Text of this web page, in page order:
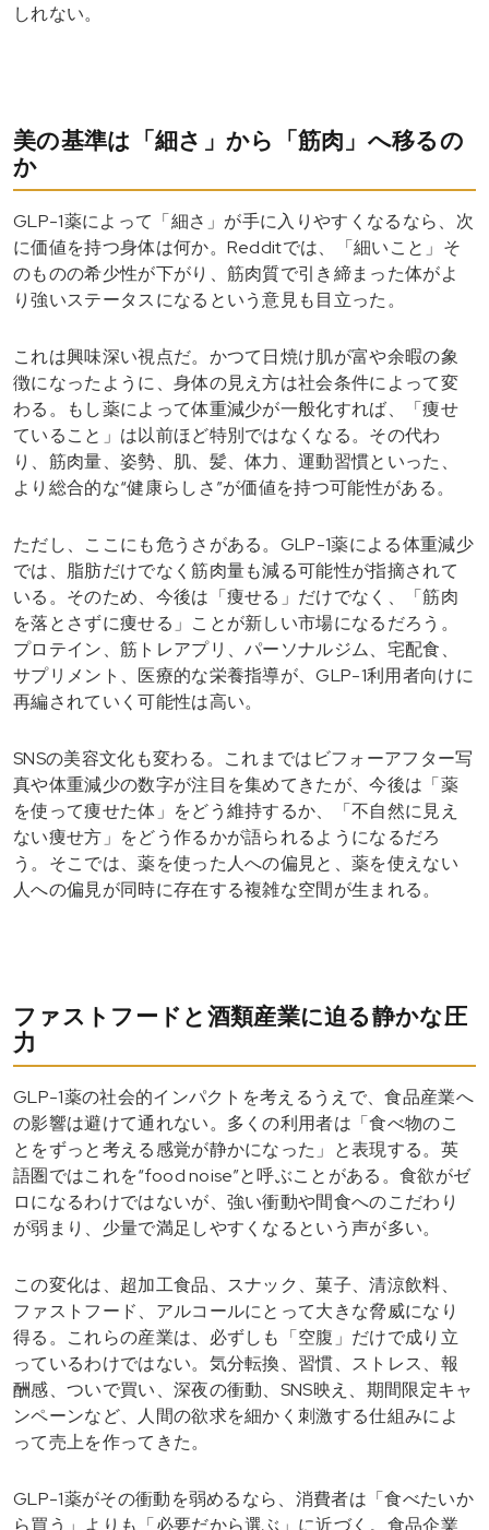
しれない。
美の基準は「細さ」から「筋肉」へ移るの
か
GLP-1薬によって「細さ」が手に入りやすくなるなら、次
に価値を持つ身体は何か。Redditでは、「細いこと」そ
のものの希少性が下がり、筋肉質で引き締まった体がよ
り強いステータスになるという意見も目立った。
これは興味深い視点だ。かつて日焼け肌が富や余暇の象
徴になったように、身体の見え方は社会条件によって変
わる。もし薬によって体重減少が一般化すれば、「痩せ
ていること」は以前ほど特別ではなくなる。その代わ
り、筋肉量、姿勢、肌、髪、体力、運動習慣といった、
より総合的な“健康らしさ”が価値を持つ可能性がある。
ただし、ここにも危うさがある。GLP-1薬による体重減少
では、脂肪だけでなく筋肉量も減る可能性が指摘されて
いる。そのため、今後は「痩せる」だけでなく、「筋肉
を落とさずに痩せる」ことが新しい市場になるだろう。
プロテイン、筋トレアプリ、パーソナルジム、宅配食、
サプリメント、医療的な栄養指導が、GLP-1利用者向けに
再編されていく可能性は高い。
SNSの美容文化も変わる。これまではビフォーアフター写
真や体重減少の数字が注目を集めてきたが、今後は「薬
を使って痩せた体」をどう維持するか、「不自然に見え
ない痩せ方」をどう作るかが語られるようになるだろ
う。そこでは、薬を使った人への偏見と、薬を使えない
人への偏見が同時に存在する複雑な空間が生まれる。
ファストフードと酒類産業に迫る静かな圧
力
GLP-1薬の社会的インパクトを考えるうえで、食品産業へ
の影響は避けて通れない。多くの利用者は「食べ物のこ
とをずっと考える感覚が静かになった」と表現する。英
語圏ではこれを“food noise”と呼ぶことがある。食欲がゼ
ロになるわけではないが、強い衝動や間食へのこだわり
が弱まり、少量で満足しやすくなるという声が多い。
この変化は、超加工食品、スナック、菓子、清涼飲料、
ファストフード、アルコールにとって大きな脅威になり
得る。これらの産業は、必ずしも「空腹」だけで成り立
っているわけではない。気分転換、習慣、ストレス、報
酬感、ついで買い、深夜の衝動、SNS映え、期間限定キャ
ンペーンなど、人間の欲求を細かく刺激する仕組みによ
って売上を作ってきた。
GLP-1薬がその衝動を弱めるなら、消費者は「食べたいか
ら買う」よりも「必要だから選ぶ」に近づく。食品企業